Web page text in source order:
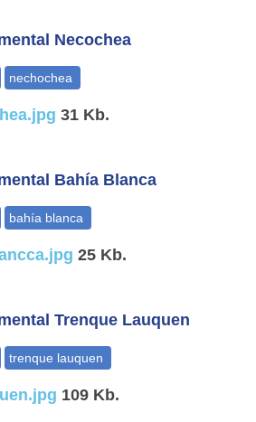
Necochea
31 Kb.
Bahía Blanca
25 Kb.
Trenque Lauquen
109 Kb.